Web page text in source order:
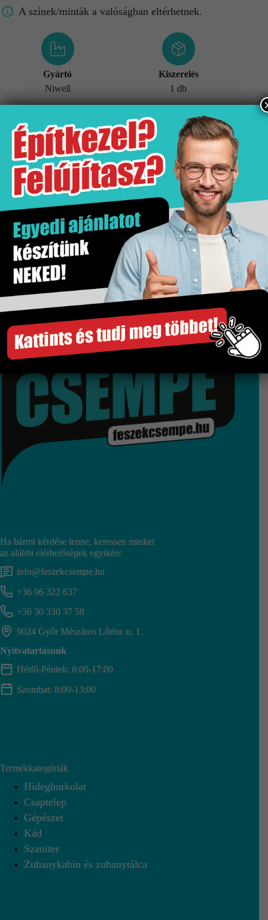
A színek/minták a valóságban eltérhetnek.
Gyártó
Niwell
Kiszerelés
1 db
További információk
Értékesítési egység db
Gyártó Niwell
Kiszerelés 1 db
Szakértő segítség
Gyors és megbízható szállítás
Több száz termék raktárról
Győri bemutatóterem
Ha bármi kérdése lenne, keressen minket
az alábbi elérhetőségek egyikén:
info@feszekcsempe.hu
+36 96 322 637
+36 30 330 37 58
9024 Győr Mészáros Lőrinc u. 1.
Nyitvatartásunk
Hétfő-Péntek: 8:00-17:00
Szombat: 8:00-13:00
Termékkategóriák
Hidegburkolat
Csaptelep
Gépészet
Kád
Szaniter
Zuhanykabin és zuhanytálca